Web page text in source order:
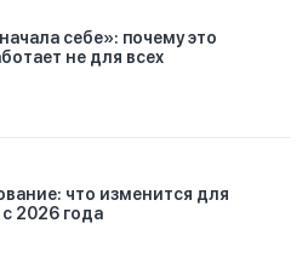
себе»: почему это
не для всех
что изменится для
2026 года